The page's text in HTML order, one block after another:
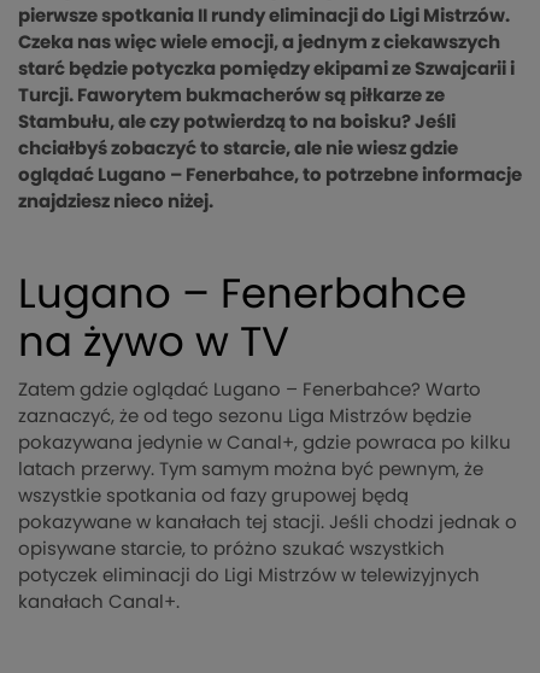
pierwsze spotkania II rundy eliminacji do Ligi Mistrzów.
Czeka nas więc wiele emocji, a jednym z ciekawszych
starć będzie potyczka pomiędzy ekipami ze Szwajcarii i
Turcji. Faworytem bukmacherów są piłkarze ze
Stambułu, ale czy potwierdzą to na boisku? Jeśli
chciałbyś zobaczyć to starcie, ale nie wiesz gdzie
oglądać Lugano – Fenerbahce, to potrzebne informacje
znajdziesz nieco niżej.
Lugano – Fenerbahce
na żywo w TV
Zatem gdzie oglądać Lugano – Fenerbahce? Warto
zaznaczyć, że od tego sezonu Liga Mistrzów będzie
pokazywana jedynie w Canal+, gdzie powraca po kilku
latach przerwy. Tym samym można być pewnym, że
wszystkie spotkania od fazy grupowej będą
pokazywane w kanałach tej stacji. Jeśli chodzi jednak o
opisywane starcie, to próżno szukać wszystkich
potyczek eliminacji do Ligi Mistrzów w telewizyjnych
kanałach Canal+.